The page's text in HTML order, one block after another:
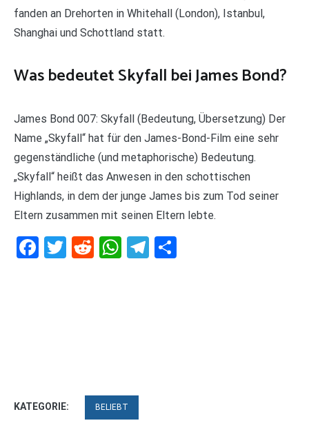
fanden an Drehorten in Whitehall (London), Istanbul,
Shanghai und Schottland statt.
Was bedeutet Skyfall bei James Bond?
James Bond 007: Skyfall (Bedeutung, Übersetzung) Der
Name „Skyfall“ hat für den James-Bond-Film eine sehr
gegenständliche (und metaphorische) Bedeutung.
„Skyfall“ heißt das Anwesen in den schottischen
Highlands, in dem der junge James bis zum Tod seiner
Eltern zusammen mit seinen Eltern lebte.
Facebook
Twitter
RedditWhatsApp
Telegram
KATEGORIE: BELIEBT